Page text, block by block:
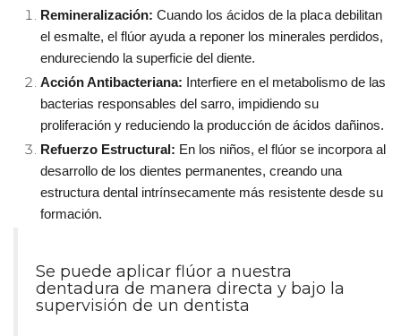
Remineralización: Cuando los ácidos de la placa debilitan
el esmalte, el flúor ayuda a reponer los minerales perdidos,
endureciendo la superficie del diente.
Acción Antibacteriana: Interfiere en el metabolismo de las
bacterias responsables del sarro, impidiendo su
proliferación y reduciendo la producción de ácidos dañinos.
Refuerzo Estructural: En los niños, el flúor se incorpora al
desarrollo de los dientes permanentes, creando una
estructura dental intrínsecamente más resistente desde su
formación.
Se puede aplicar flúor a nuestra
dentadura de manera directa y bajo la
supervisión de un dentista